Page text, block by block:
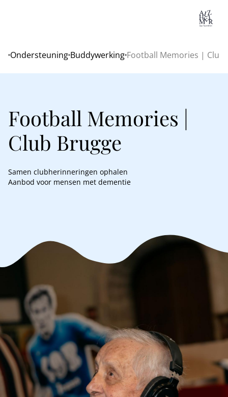
Home
Ondersteuning Buddywerking Football Memories | Club
Football Memories |
Club Brugge
Samen clubherinneringen ophalen
Aanbod voor mensen met dementie